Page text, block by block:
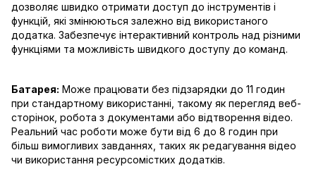
дозволяє швидко отримати доступ до інструментів і
функцій, які змінюються залежно від використаного
додатка. Забезпечує інтерактивний контроль над різними
функціями та можливість швидкого доступу до команд.
Батарея: Може працювати без підзарядки до 11 годин
при стандартному використанні, такому як перегляд веб-
сторінок, робота з документами або відтворення відео.
Реальний час роботи може бути від 6 до 8 годин при
більш вимогливих завданнях, таких як редагування відео
чи використання ресурсомістких додатків.